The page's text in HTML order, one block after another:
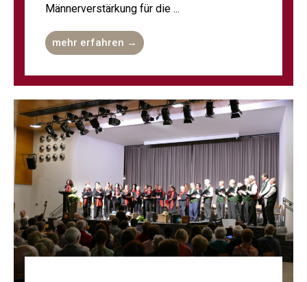
Männerverstärkung für die ...
mehr erfahren →